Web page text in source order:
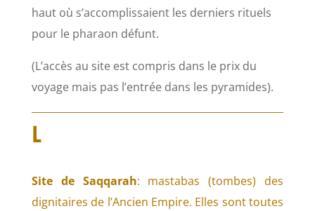
haut où s’accomplissaient les derniers rituels
pour le pharaon défunt.
(L’accès au site est compris dans le prix du
voyage mais pas l’entrée dans les pyramides).
L
Site de Saqqarah: mastabas (tombes) des
dignitaires de l’Ancien Empire. Elles sont toutes